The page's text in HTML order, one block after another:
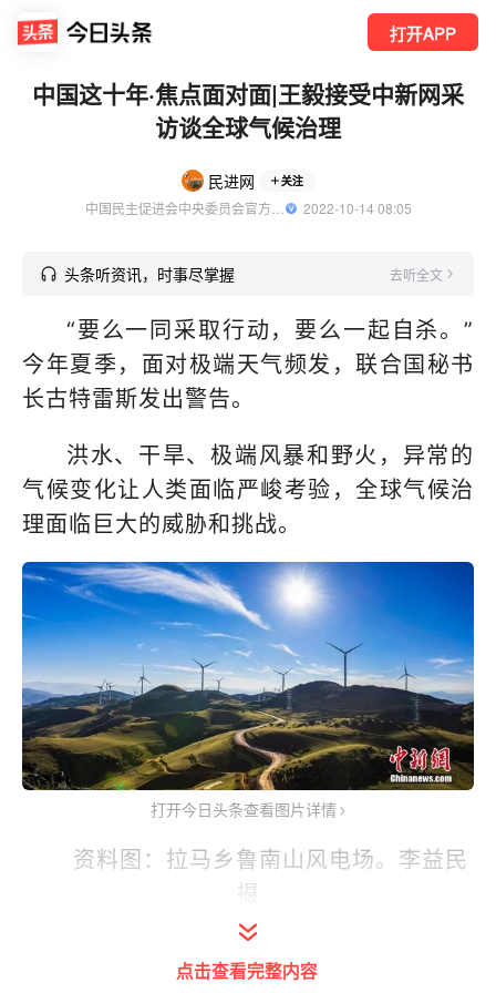
打开APP
中国这十年·焦点面对面|王毅接受中新网采
访谈全球气候治理
民进网 关注
  2022-10-14 08:05
头条听资讯，时事尽掌握 去听全文
“要么一同采取行动，要么一起自杀。”
今年夏季，面对极端天气频发，联合国秘书
长古特雷斯发出警告。
洪水、干旱、极端风暴和野火，异常的
气候变化让人类面临严峻考验，全球气候治
理面临巨大的威胁和挑战。
打开今日头条查看图片详情
资料图：拉马乡鲁南山风电场。李益民
摄
温室效应，导致全球温度上升，升温又带来
点击查看完整内容